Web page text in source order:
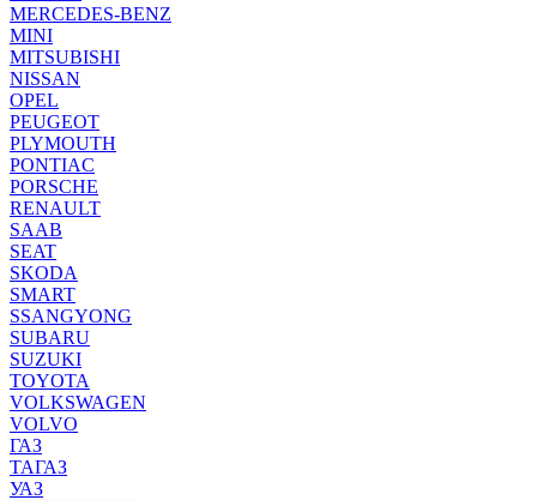
MERCEDES-BENZ
MINI
MITSUBISHI
NISSAN
OPEL
PEUGEOT
PLYMOUTH
PONTIAC
PORSCHE
RENAULT
SAAB
SEAT
SKODA
SMART
SSANGYONG
SUBARU
SUZUKI
TOYOTA
VOLKSWAGEN
VOLVO
ГАЗ
ТАГАЗ
УАЗ